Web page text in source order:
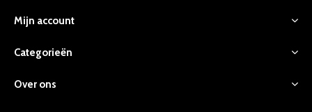
Mijn account
Categorieën
Over ons